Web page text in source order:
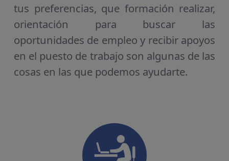
Servicios y
tus preferencias, que formación realizar,
orientación para buscar las
oportunidades de empleo y recibir apoyos
en el puesto de trabajo son algunas de las
cosas en las que podemos ayudarte.